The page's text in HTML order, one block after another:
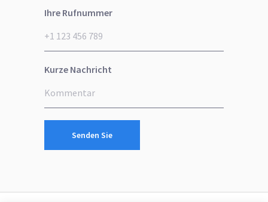
Ihre Rufnummer
Kurze Nachricht
Senden Sie